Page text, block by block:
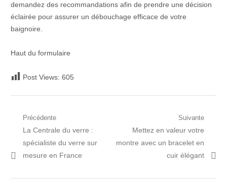
demandez des recommandations afin de prendre une décision
éclairée pour assurer un débouchage efficace de votre
baignoire.
Haut du formulaire
Post Views: 605
Navigation
l’article
Précédente
Post
précédent:
La Centrale du verre :
spécialiste du verre sur
mesure en France
Suivante
Prochain
article:
Mettez en valeur votre
montre avec un bracelet en
cuir élégant